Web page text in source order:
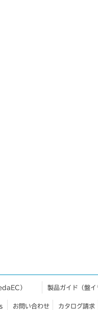
） 製品ガイド（盤イ
お問い合わせ カタログ請求